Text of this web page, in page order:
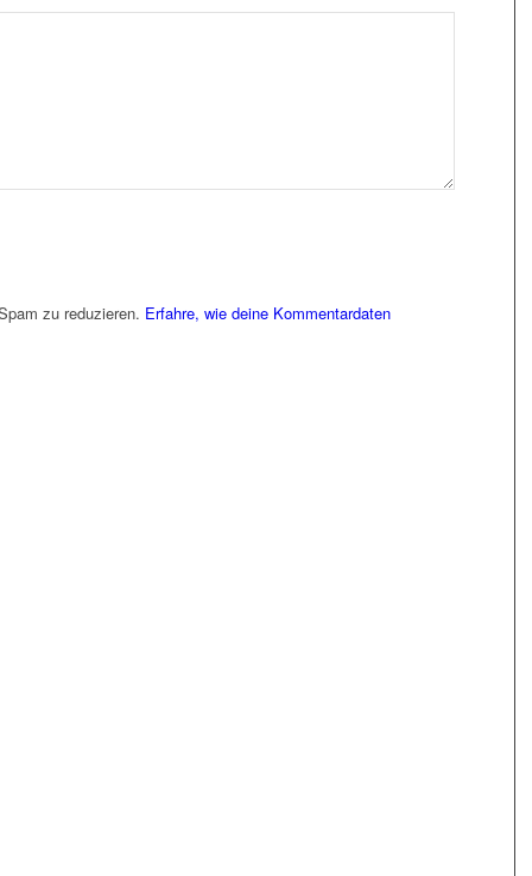
zu reduzieren. Erfahre, wie deine Kommentardaten